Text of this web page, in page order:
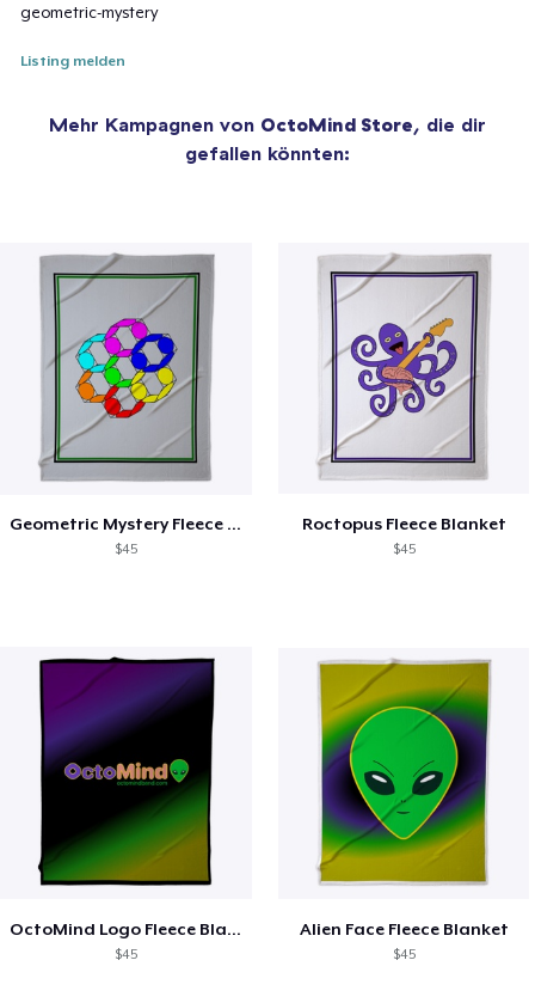
geometric-mystery
Listing melden
Mehr Kampagnen von OctoMind Store, die dir
gefallen könnten:
Geometric Mystery Fleece Blanket
$45
Roctopus Fleece Blanket
$45
OctoMind Logo Fleece Blanket
$45
Alien Face Fleece Blanket
$45